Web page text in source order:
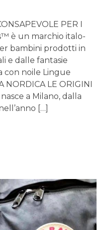
PER I
è un marchio italo-
bambini prodotti in
e dalle fantasie
con noile Lingue
NORDICA LE ORIGINI
a Milano, dalla
[…]